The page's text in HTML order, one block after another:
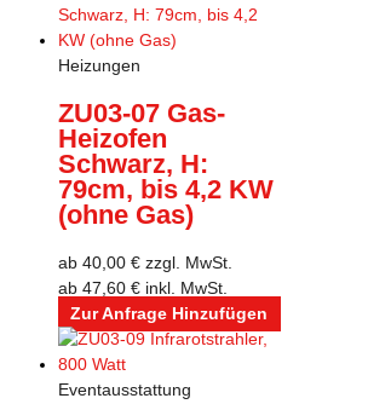
Heizungen
ZU03-07 Gas-
Heizofen
Schwarz, H:
79cm, bis 4,2 KW
(ohne Gas)
ab 40,00 € zzgl. MwSt.
ab 47,60 € inkl. MwSt.
Zur Anfrage Hinzufügen
Eventausstattung